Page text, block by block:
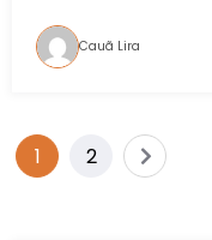
Cauã Lira
1 2